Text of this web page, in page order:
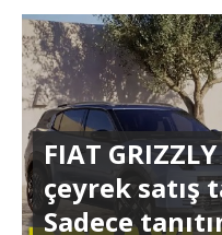
FIAT
çeyrek satış
Sadece